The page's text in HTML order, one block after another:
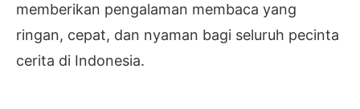
memberikan pengalaman membaca yang
ringan, cepat, dan nyaman bagi seluruh pecinta
cerita di Indonesia.